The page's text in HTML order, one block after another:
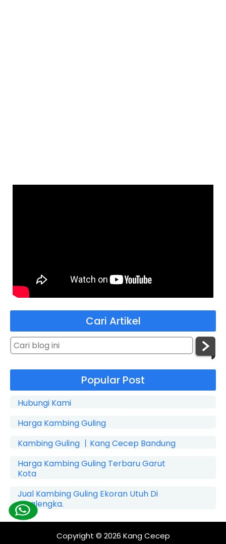
Cari Artikel
Popular Post
Hubungi Kami
Harga Kambing Guling
Kambing Guling 丨Kang Cecep Bandung
Harga Kambing Guling Terbaru Garut
Kota
Jual Kambing Guling Ekoran Utuh Di
Cicalengka.
Copyright © 2026 Kang Cecep